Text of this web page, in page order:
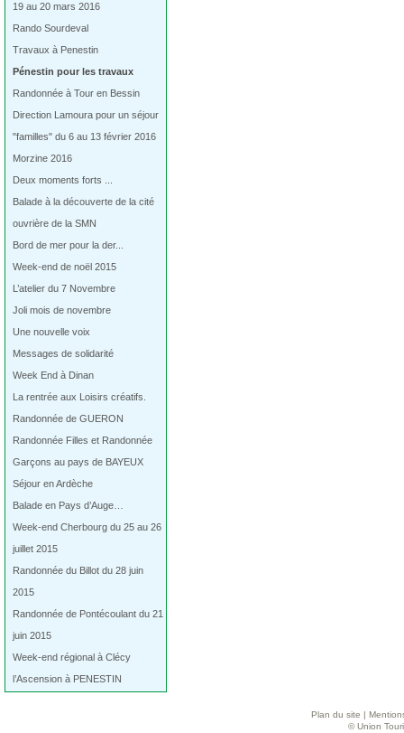
19 au 20 mars 2016
Rando Sourdeval
Travaux à Penestin
Pénestin pour les travaux
Randonnée à Tour en Bessin
Direction Lamoura pour un séjour
"familles" du 6 au 13 février 2016
Morzine 2016
Deux moments forts ...
Balade à la découverte de la cité
ouvrière de la SMN
Bord de mer pour la der...
Week-end de noël 2015
L’atelier du 7 Novembre
Joli mois de novembre
Une nouvelle voix
Messages de solidarité
Week End à Dinan
La rentrée aux Loisirs créatifs.
Randonnée de GUERON
Randonnée Filles et Randonnée
Garçons au pays de BAYEUX
Séjour en Ardèche
Balade en Pays d’Auge…
Week-end Cherbourg du 25 au 26
juillet 2015
Randonnée du Billot du 28 juin
2015
Randonnée de Pontécoulant du 21
juin 2015
Week-end régional à Clécy
l’Ascension à PENESTIN
Plan du site
© Union